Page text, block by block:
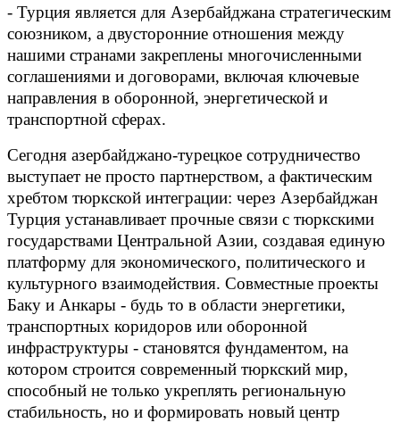
- Турция является для Азербайджана стратегическим
союзником, а двусторонние отношения между
нашими странами закреплены многочисленными
соглашениями и договорами, включая ключевые
направления в оборонной, энергетической и
транспортной сферах.
Сегодня азербайджано-турецкое сотрудничество
выступает не просто партнерством, а фактическим
хребтом тюркской интеграции: через Азербайджан
Турция устанавливает прочные связи с тюркскими
государствами Центральной Азии, создавая единую
платформу для экономического, политического и
культурного взаимодействия. Совместные проекты
Баку и Анкары - будь то в области энергетики,
транспортных коридоров или оборонной
инфраструктуры - становятся фундаментом, на
котором строится современный тюркский мир,
способный не только укреплять региональную
стабильность, но и формировать новый центр